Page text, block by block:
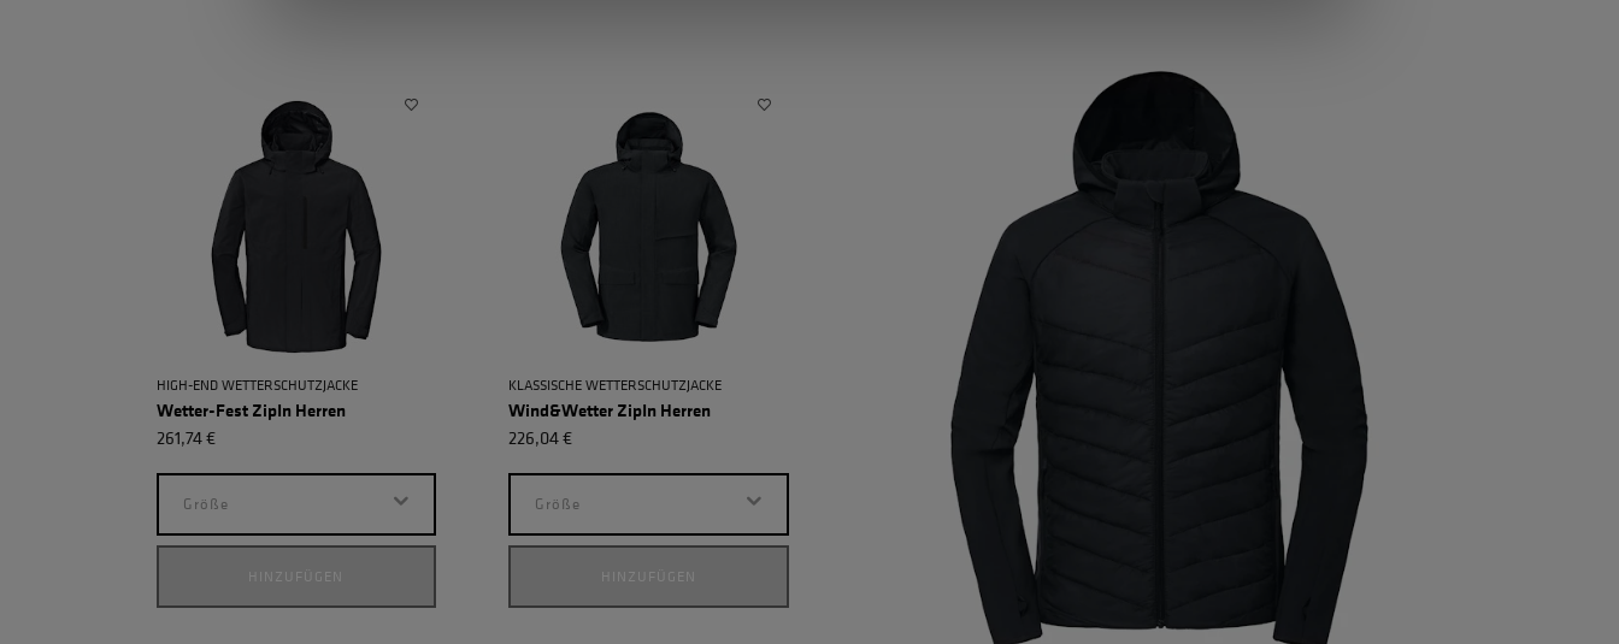
Wetter-Fest ZipIn Herren
HIGH-END WETTERSCHUTZJACKE
261,74 €
Größe
HINZUFÜGEN
Wind&Wetter ZipIn Herren
KLASSISCHE WETTERSCHUTZJACKE
226,04 €
Größe
HINZUFÜGEN